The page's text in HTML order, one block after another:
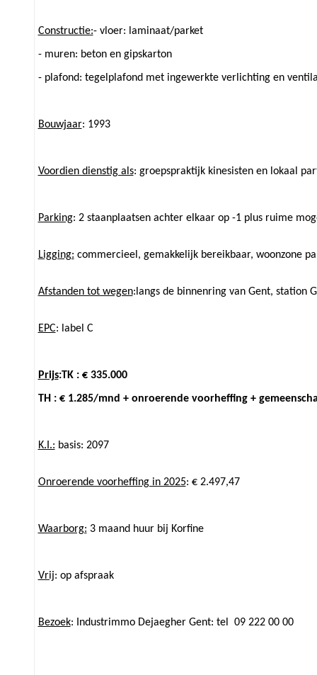
Constructie:- vloer: laminaat/parket
- muren: beton en gipskarton
- plafond: tegelplafond met ingewerkte verlichting en
Bouwjaar: 1993
Voordien dienstig als: groepspraktijk kinesisten en lokaal
Parking: 2 staanplaatsen achter elkaar op -1 plus ruime
Ligging: commercieel, gemakkelijk bereikbaar, woonzone
Afstanden tot wegen:langs de binnenring van Gent, station
EPC: label C
Prijs:TK : € 335.000
TH : € 1.285/mnd + onroerende voorheffing +
K.I.: basis: 2097
Onroerende voorheffing in 2025: € 2.497,47
Waarborg: 3 maand huur bij Korfine
Vrij: op afspraak
Bezoek: Industrimmo Dejaegher Gent: tel 09 222 00 00